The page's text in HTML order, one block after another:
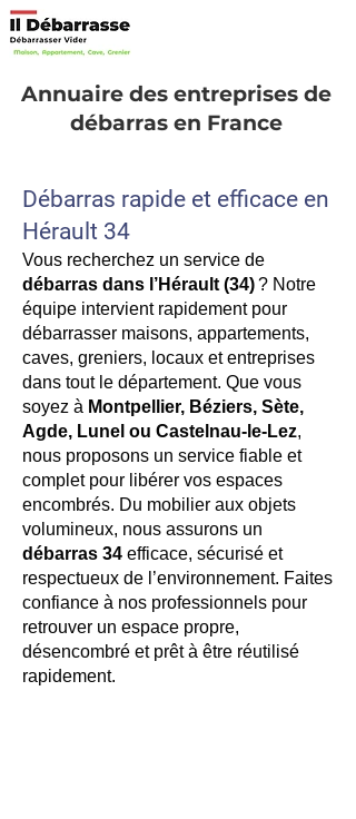
Annuaire des entreprises de
débarras en France
Débarras rapide et efficace en
Hérault 34
Vous recherchez un service de
débarras dans l’Hérault (34)? Notre
équipe intervient rapidement pour
débarrasser maisons, appartements,
caves, greniers, locaux et entreprises
dans tout le département. Que vous
soyez à Montpellier, Béziers, Sète,
Agde, Lunel ou Castelnau-le-Lez,
nous proposons un service fiable et
complet pour libérer vos espaces
encombrés. Du mobilier aux objets
volumineux, nous assurons un
débarras 34 efficace, sécurisé et
respectueux de l’environnement. Faites
confiance à nos professionnels pour
retrouver un espace propre,
désencombré et prêt à être réutilisé
rapidement.